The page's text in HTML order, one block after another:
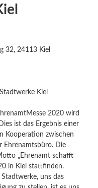
32, 24113 Kiel
Kiel
2020 wird
ist das Ergebnis einer
Kooperation zwischen
Ehrenamtsbüro. Die
„Ehrenamt schafft
in Kiel stattfinden.
uns das